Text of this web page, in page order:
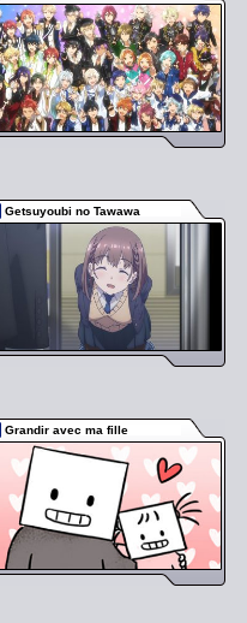
Getsuyoubi no Tawawa
Grandir avec ma fille